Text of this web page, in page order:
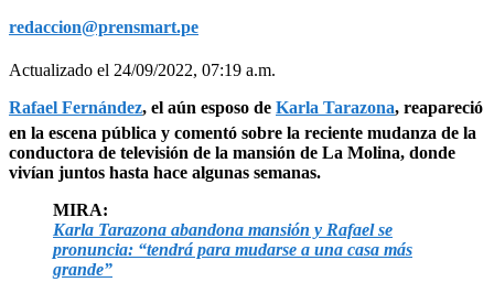
redaccion@prensmart.pe
Actualizado el 24/09/2022, 07:19 a.m.
Rafael Fernández, el aún esposo de Karla Tarazona, reapareció
en la escena pública y comentó sobre la reciente mudanza de la
conductora de televisión de la mansión de La Molina, donde
vivían juntos hasta hace algunas semanas.
MIRA:
Karla Tarazona abandona mansión y Rafael se
pronuncia: “tendrá para mudarse a una casa más
grande”